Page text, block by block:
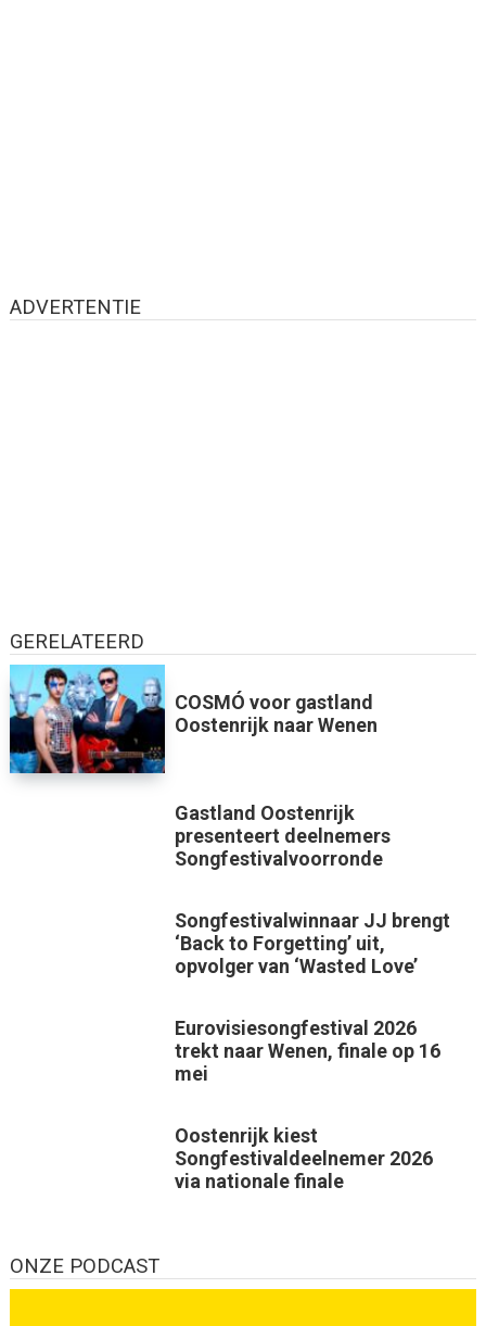
ADVERTENTIE
GERELATEERD
COSMÓ voor gastland
Oostenrijk naar Wenen
Gastland Oostenrijk
presenteert deelnemers
Songfestivalvoorronde
Songfestivalwinnaar JJ brengt
‘Back to Forgetting’ uit,
opvolger van ‘Wasted Love’
Eurovisiesongfestival 2026
trekt naar Wenen, finale op 16
mei
Oostenrijk kiest
Songfestivaldeelnemer 2026
via nationale finale
ONZE PODCAST